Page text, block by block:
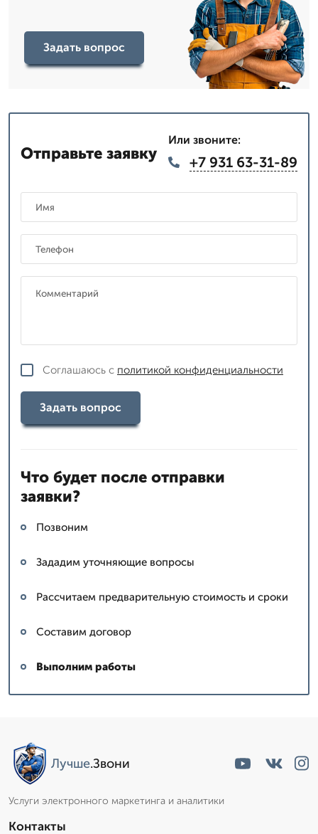
Задать вопрос
Отправьте заявку
Или звоните:
+7 931 63-31-89
Соглашаюсь с политикой конфиденциальности
Задать вопрос
Что будет после отправки
заявки?
Позвоним
Зададим уточняющие вопросы
Рассчитаем предварительную стоимость и сроки
Составим договор
Выполним работы
Лучше.Звони
Услуги электронного маркетинга и аналитики
Контакты